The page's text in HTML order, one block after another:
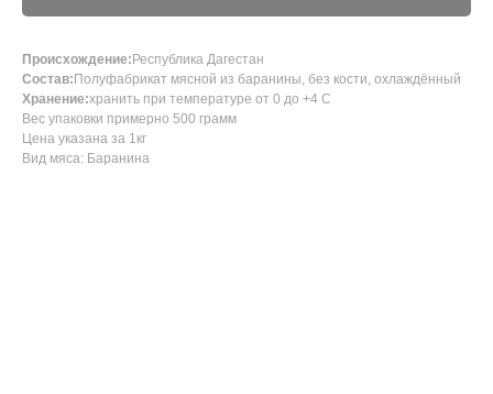
Происхождение: Республика Дагестан
Состав: Полуфабрикат мясной из баранины, без кости, охлаждённый
Хранение:хранить при температуре от 0 до +4 С
Вес упаковки примерно 500 грамм
Цена указана за 1кг
Вид мяса: Баранина